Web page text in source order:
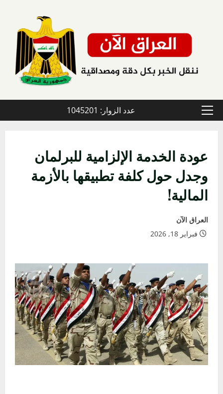
القائمة
عدد الزوار: 1045201
عودة الخدمة الإلزامية للبرلمان
وجدل حول كلفة تطبيقها بالأزمة
المالية!
العراق الآن
فبراير 18, 2026